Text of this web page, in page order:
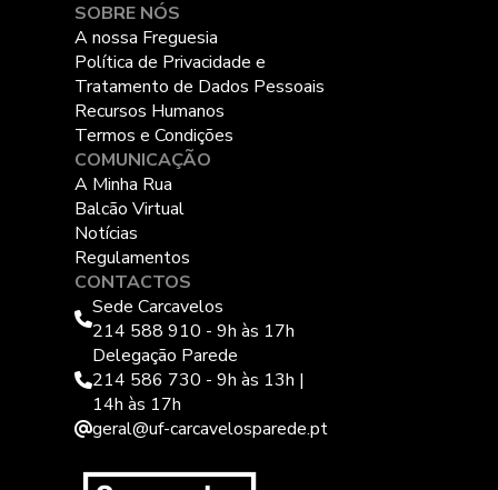
SOBRE NÓS
A nossa Freguesia
Política de Privacidade e
Tratamento de Dados Pessoais
Recursos Humanos
Termos e Condições
COMUNICAÇÃO
A Minha Rua
Balcão Virtual
Notícias
Regulamentos
CONTACTOS
Sede Carcavelos
214 588 910 - 9h às 17h
Delegação Parede
214 586 730 - 9h às 13h |
14h às 17h
geral@uf-carcavelosparede.pt